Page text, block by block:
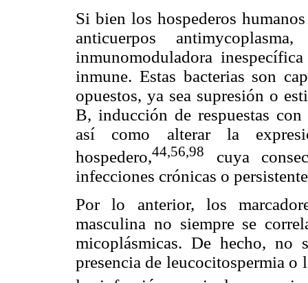
Si bien los hospederos
anticuerpos
inmunomoduladora
inmune. Estas bacterias son
opuestos, ya sea supresión o
B, inducción de respuestas
así como alterar la
hospedero,44,56,98
cuya
infecciones crónicas o
Por lo anterior, los
masculina no siempre se
micoplásmicas. De hecho, no
presencia de leucocitospermia